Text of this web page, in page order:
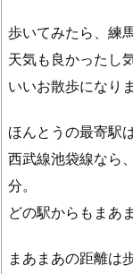
歩いてみたら、練
天気も良かったし
いいお散歩になり
ほんとうの最寄駅
西武線池袋線なら
分。
どの駅からもまあ
まあまあの距離は